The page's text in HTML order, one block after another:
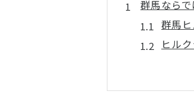
群馬なら
群馬
ヒル
ヒル